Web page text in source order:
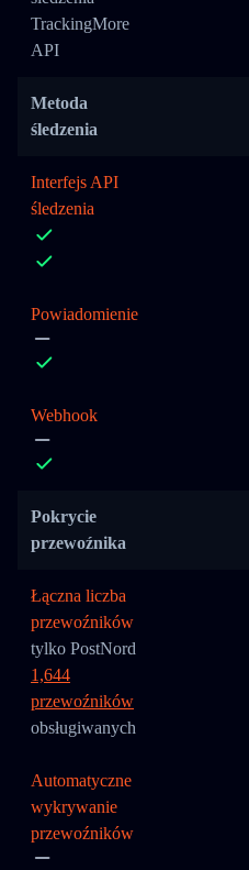
TrackingMore
API
Metoda
śledzenia
Interfejs API
śledzenia
Powiadomienie
Webhook
Pokrycie
przewoźnika
Łączna liczba
przewoźników
tylko PostNord
1,644
przewoźników
obsługiwanych
Automatyczne
wykrywanie
przewoźników